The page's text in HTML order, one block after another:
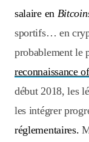
salaire en
sportifs… en
probablement le
reconnaissance
début 2018, les
les intégrer
réglementaires.